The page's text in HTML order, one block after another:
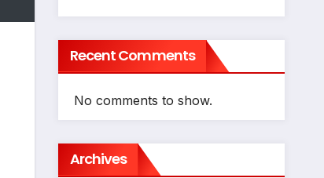
Recent Comments
No comments to show.
Archives